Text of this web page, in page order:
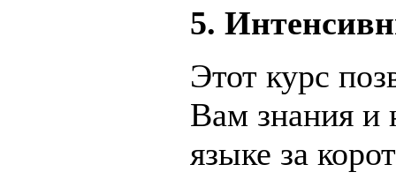
5.
Этот курс
Вам знания и
языке за